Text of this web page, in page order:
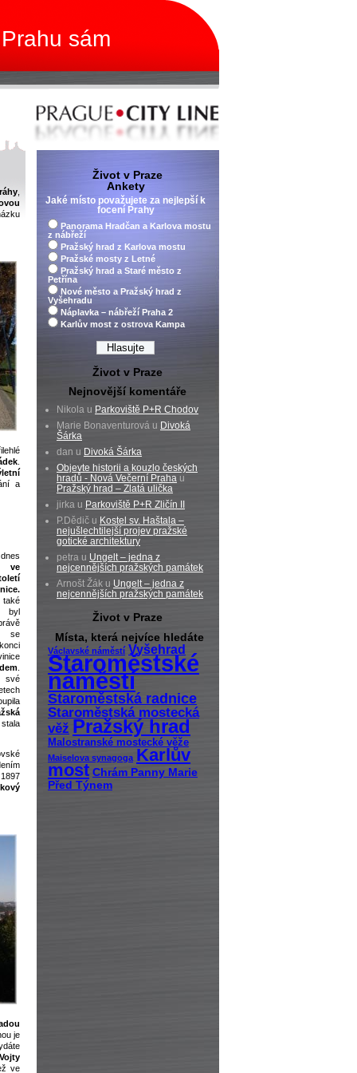
sám
a
ve
také
se
své
je
Vojty
ve
Život v Praze
Ankety
Jaké místo považujete za nejlepší k
focení Prahy
Panorama Hradčan a Karlova mostu
z nábřeží
Pražský hrad z Karlova mostu
Pražské mosty z Letné
Pražský hrad a Staré město z
Petřína
Nové město a Pražský hrad z
Vyšehradu
Náplavka – nábřeží Praha 2
Karlův most z ostrova Kampa
Život v Praze
Nejnovější komentáře
Nikola u Parkoviště P+R Chodov
Marie Bonaventurová u Divoká
Šárka
dan u Divoká Šárka
Objevte historii a kouzlo českých
hradů - Nová Večerní Praha u
Pražský hrad – Zlatá ulička
jirka u Parkoviště P+R Zličín II
P.Dědič u Kostel sv. Haštala –
nejušlechtilejší projev pražské
gotické architektury
petra u Ungelt – jedna z
nejcennějších pražských památek
Arnošt Žák u Ungelt – jedna z
nejcennějších pražských památek
Život v Praze
Místa, která nejvíce hledáte
Václavské náměstí Vyšehrad
Staroměstské
náměstí
Staroměstská radnice
Staroměstská mostecká
věž Pražský hrad
Malostranské mostecké věže
Maiselova synagoga Karlův
most Chrám Panny Marie
Před Týnem